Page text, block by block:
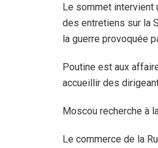
Le sommet intervient
des entretiens sur la
la guerre provoquée
Poutine est aux
accueillir des
Moscou recherche à
Le commerce de la